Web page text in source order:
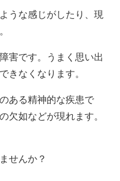
うな感じがしたり、現
害です。うまく思い出
きなくなります。
ある精神的な疾患で
欠如などが現れます。
せんか？